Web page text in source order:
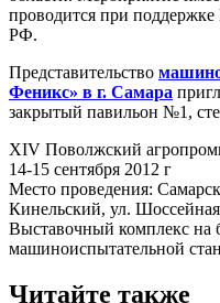
проводится при поддержке
РФ.
Представительство
Феникс» в г. Самара
закрытый павильон №1,
XIV Поволжский
14-15 сентября 2012 г
Место проведения:
Кинельский, ул.
Выставочный комплекс на
машиноиспытательной
Читайте также